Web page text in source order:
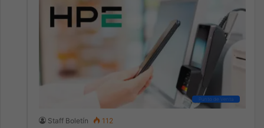
Punto de Venta
Staff Boletín 112